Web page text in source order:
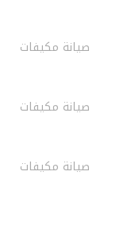
صيانة مكيفات
صيانة مكيفات
صيانة مكيفات